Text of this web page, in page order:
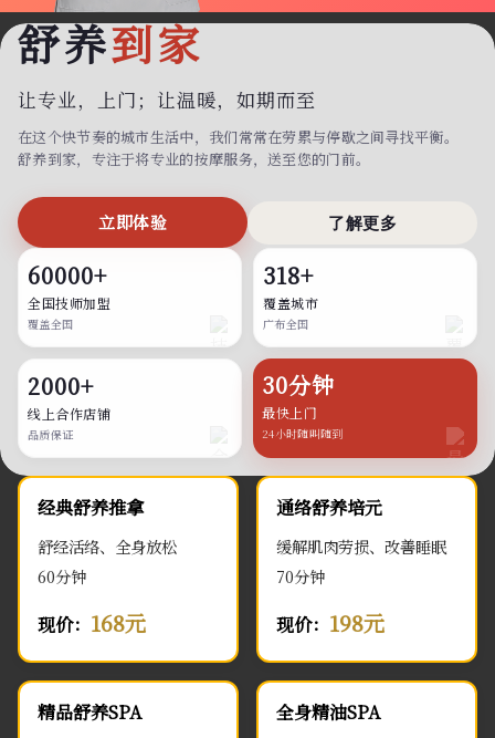
预约技师
舒养到家
让专业，上门； 让温暖，如期而至
在这个快节奏的城市生活中，我们常常在劳累与停歇之间寻找平衡。
舒养到家，专注于将专业的按摩服务，送至您的门前。
立即体验 了解更多
60000+
全国技师加盟
覆盖全国
318+
覆盖城市
广布全国
2000+
线上合作店铺
品质保证
30分钟
最快上门
24小时随叫随到
经典舒养推拿
舒经活络、全身放松
60分钟
现价： 168元
通络舒养培元
缓解肌肉劳损、改善睡眠
70分钟
现价： 198元
精品舒养SPA 全身精油SPA